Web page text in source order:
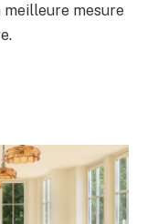
meilleure mesure